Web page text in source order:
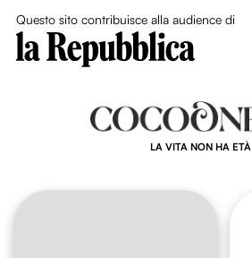
Questo sito contribuisce alla audience di
LA VITA NON HA ETÀ